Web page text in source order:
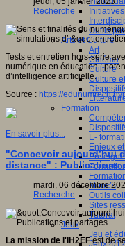
Initiatives
Outils
Arts et Culture
Art
Cinéma
Culture
Culture
Formation
E-
Enjeux
Mooc’s
Outils
Sites
Tutorat
Jeux
Jeu et
Jeux 4/
Recherche
Tests et entretien hors-série
numérique en éducation :
d’intelligence artificielle.
Source : https://
En savoir plus...
"Concevoir aujourd’hui
distance" : Publications
mardi, 06 décembre
Recherche
La mission de l'IH2EFest de